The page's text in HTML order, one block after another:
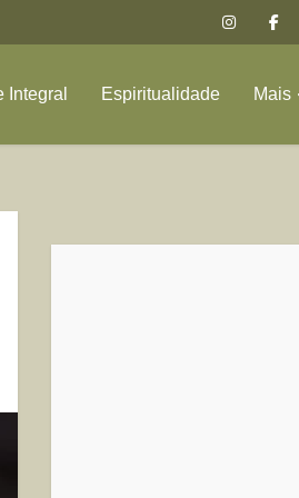
Integral Espiritualidade Mais